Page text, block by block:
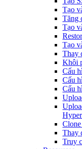
Tạo
Tăng
Tạo
Tạo
Thay
Khôi
Cấu
Cấu
Cấu
Thay
Truy